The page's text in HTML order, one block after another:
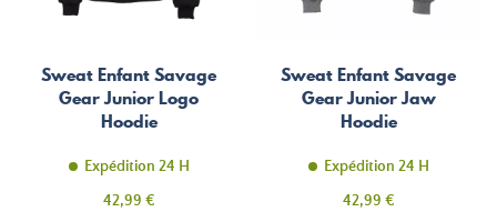
Sweat Enfant Savage
Gear Junior Logo
Hoodie
Expédition 24 H
Prix
42,99 €
Sweat Enfant Savage
Gear Junior Jaw
Hoodie
Expédition 24 H
Prix
42,99 €